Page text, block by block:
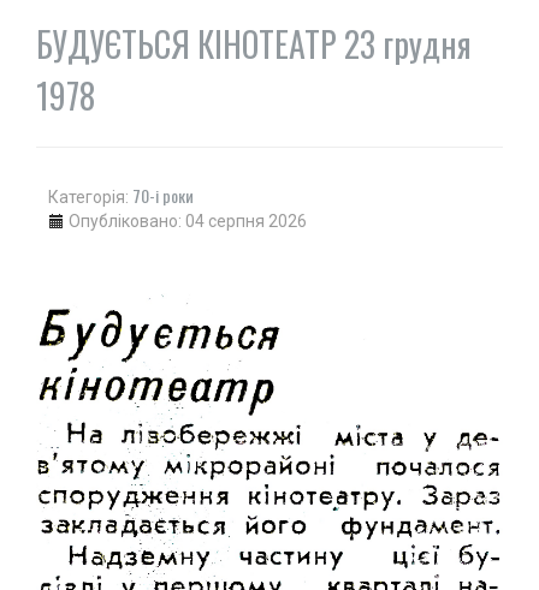
БУДУЄТЬСЯ КІНОТЕАТР 23 грудня
1978
Категорія: 70-і роки
Опубліковано: 04 серпня 2026